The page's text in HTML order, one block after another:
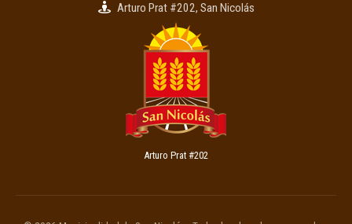
Arturo Prat #202, San Nicolás
Arturo Prat #202